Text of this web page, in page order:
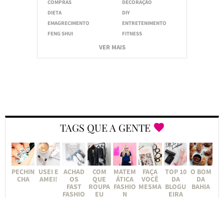
COMPRAS
DECORAÇÃO
DIETA
DIY
EMAGRECIMENTO
ENTRETENIMENTO
FENG SHUI
FITNESS
VER MAIS
TAGS QUE A GENTE
PECHIN
CHA
USEI E
AMEI!
ACHAD
OS
FAST
FASHIO
COM
QUE
ROUPA
EU
MATEM
ÁTICA
FASHIO
N
FAÇA
VOCÊ
MESMA
TOP 10
DA
BLOGU
EIRA
O BOM
DA
BAHIA